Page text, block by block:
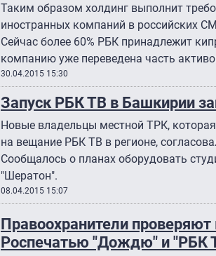
Таким образом холдинг выполнит
иностранных компаний в российских
Сейчас более 60% РБК принадлежит
компанию уже переведена часть
30.04.2015 15:30
Запуск РБК ТВ в Башкирии
Новые владельцы местной ТРК,
на вещание РБК ТВ в регионе,
Сообщалось о планах оборудовать
"Шератон".
08.04.2015 15:07
Правоохранители
Роспечатью "Дождю" и "РБК